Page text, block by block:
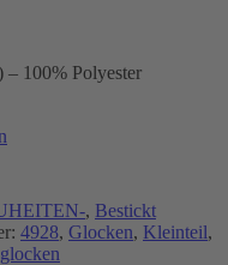
– 100% Polyester
, Bestickt
4928, Glocken, Kleinteil,